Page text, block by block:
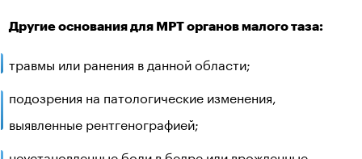
Другие основания для МРТ органов малого таза:
травмы или ранения в данной области;
подозрения на патологические изменения,
выявленные рентгенографией;